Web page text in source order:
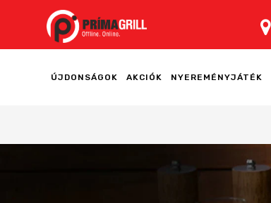
ÚJDONSÁGOK AKCIÓK NYEREMÉNYJÁTÉK